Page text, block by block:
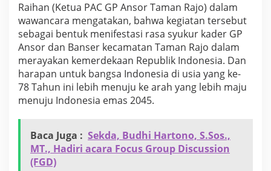
Raihan (Ketua PAC GP Ansor Taman Rajo) dalam
wawancara mengatakan, bahwa kegiatan tersebut
sebagai bentuk menifestasi rasa syukur kader GP
Ansor dan Banser kecamatan Taman Rajo dalam
merayakan kemerdekaan Republik Indonesia. Dan
harapan untuk bangsa Indonesia di usia yang ke-
78 Tahun ini lebih menuju ke arah yang lebih maju
menuju Indonesia emas 2045.
Baca Juga : Sekda, Budhi Hartono, S.Sos.,
MT., Hadiri acara Focus Group Discussion
(FGD)